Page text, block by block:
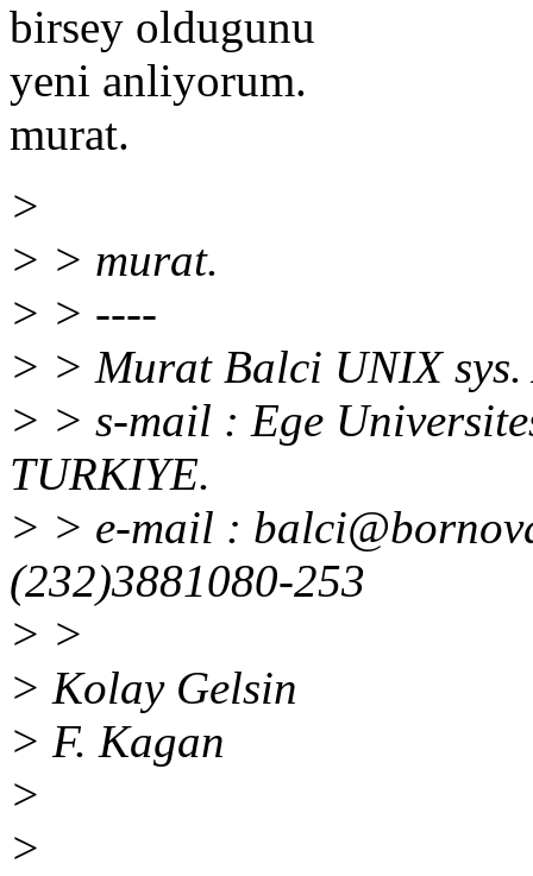
birsey oldugunu
yeni anliyorum.
murat.
>
> > murat.
> > ----
> > Murat Balci UNIX sys.
> > s-mail : Ege
TURKIYE.
> > e-mail :
(232)3881080-253
> >
> Kolay Gelsin
> F. Kagan
>
>